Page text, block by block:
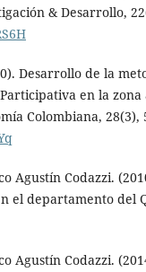
& Desarrollo,
Desarrollo de la
en la
Colombiana, 28(3),
Agustín Codazzi.
el departamento del
Agustín Codazzi.